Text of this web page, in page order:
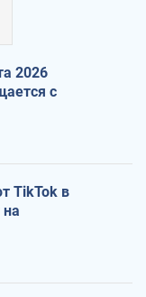
2026
с
TikTok в